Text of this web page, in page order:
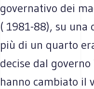
governativo dei
( 1981-88), su
più di un quarto
decise dal
hanno cambiato il